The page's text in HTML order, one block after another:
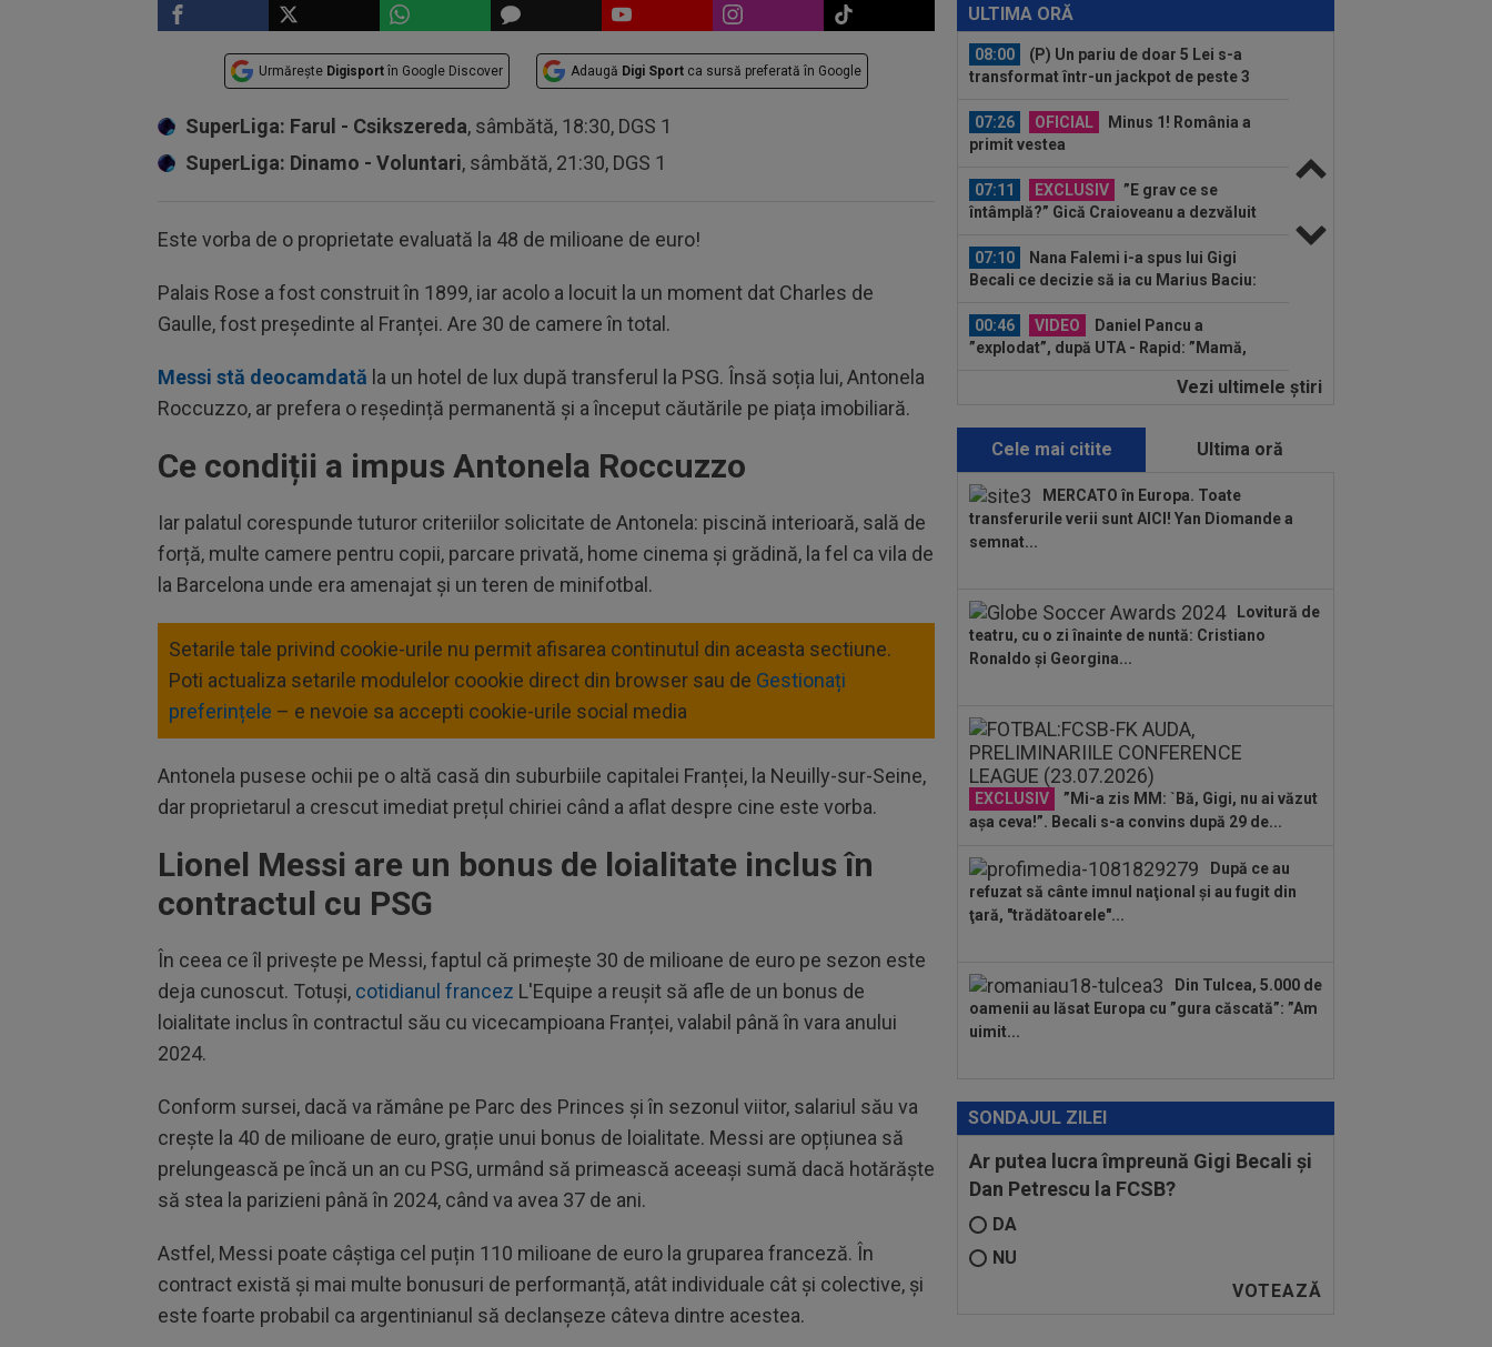
Urmărește Digisport în Google Discover Adaugă Digi Sport ca sursă preferată în Google
SuperLiga: Farul - Csikszereda, sâmbătă, 18:30, DGS 1
SuperLiga: Dinamo - Voluntari, sâmbătă, 21:30, DGS 1
Este vorba de o proprietate evaluată la 48 de milioane de euro!
Palais Rose a fost construit în 1899, iar acolo a locuit la un moment dat Charles de
Gaulle, fost președinte al Franței. Are 30 de camere în total.
Messi stă deocamdată la un hotel de lux după transferul la PSG. Însă soția lui, Antonela
Roccuzzo, ar prefera o reședință permanentă și a început căutările pe piața imobiliară.
Ce condiții a impus Antonela Roccuzzo
Iar palatul corespunde tuturor criteriilor solicitate de Antonela: piscină interioară, sală de
forță, multe camere pentru copii, parcare privată, home cinema și grădină, la fel ca vila de
la Barcelona unde era amenajat și un teren de minifotbal.
Setarile tale privind cookie-urile nu permit afisarea continutul din aceasta sectiune.
Poti actualiza setarile modulelor coookie direct din browser sau de Gestionați
preferințele – e nevoie sa accepti cookie-urile social media
Antonela pusese ochii pe o altă casă din suburbiile capitalei Franței, la Neuilly-sur-Seine,
dar proprietarul a crescut imediat prețul chiriei când a aflat despre cine este vorba.
Lionel Messi are un bonus de loialitate inclus în
contractul cu PSG
În ceea ce îl privește pe Messi, faptul că primește 30 de milioane de euro pe sezon este
deja cunoscut. Totuși, cotidianul francez L'Equipe a reușit să afle de un bonus de
loialitate inclus în contractul său cu vicecampioana Franței, valabil până în vara anului
2024.
Conform sursei, dacă va rămâne pe Parc des Princes și în sezonul viitor, salariul său va
crește la 40 de milioane de euro, grație unui bonus de loialitate. Messi are opțiunea să
prelungească pe încă un an cu PSG, urmând să primească aceeași sumă dacă hotărăște
să stea la parizieni până în 2024, când va avea 37 de ani.
Astfel, Messi poate câștiga cel puțin 110 milioane de euro la gruparea franceză. În
contract există și mai multe bonusuri de performanță, atât individuale cât și colective, și
este foarte probabil ca argentinianul să declanșeze câteva dintre acestea.
ULTIMA ORĂ
Filip Stojilkovic, după doar o singură
repriză
08:00
(P) Un pariu de doar 5 Lei s-a
transformat într-un jackpot de peste 3
07:26
OFICIAL
Minus 1! România a
primit vestea
07:11 EXCLUSIV
”E grav ce se
întâmplă?” Gică Craioveanu a dezvăluit
07:10
Nana Falemi i-a spus lui Gigi
Becali ce decizie să ia cu Marius Baciu:
00:46
VIDEO
Daniel Pancu a
”explodat”, după UTA - Rapid: ”Mamă,
Atacant pentru
00:34
EXCLUSIV
2 la 1: au dat
verdictul la cea mai controversată fază
din UTA - Rapid...
00:27
EXCLUSIV
Radu Naum, reacția
serii după ce Marius Șumudică a început
aceeași notă, după UTA - Rapid
08:03 EXCLUSIV
Rapid s-a convins de
08:00
(P) Un pariu de doar 5 Lei s-a
transformat într-un jackpot de peste 3
milioane...
07:26
OFICIAL
Minus 1! România a
primit vestea
07:11 EXCLUSIV
”E grav ce se
întâmplă?” Gică Craioveanu a dezvăluit
principalele probleme de...
Vezi ultimele ştiri
Cele mai citite Ultima oră
MERCATO în Europa. Toate
transferurile verii sunt AICI! Yan Diomande a
semnat...
Lovitură de
teatru, cu o zi înainte de nuntă: Cristiano
Ronaldo și Georgina...
EXCLUSIV
”Mi-a zis MM: `Bă, Gigi, nu ai văzut
așa ceva!”. Becali s-a convins după 29 de...
După ce au
refuzat să cânte imnul naţional şi au fugit din
ţară, "trădătoarele"...
Din Tulcea, 5.000 de
oamenii au lăsat Europa cu ”gura căscată”: ”Am
uimit...
SONDAJUL ZILEI
Ar putea lucra împreună Gigi Becali și
Dan Petrescu la FCSB?
DA
NU